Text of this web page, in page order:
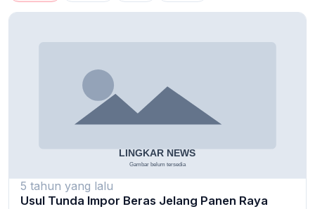
5 tahun yang lalu
Usul Tunda Impor Beras Jelang Panen Raya